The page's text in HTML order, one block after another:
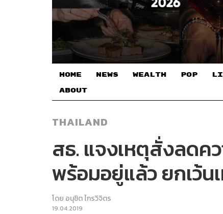
HOME NEWS WEALTH POP
ABOUT
THAILAND
สธ. แจงเหตุสั่งลดค
พร้อมอยู่แล้ว ยกเว้น
โดย อนุชิต ไกรวิจิตร
19.04.2019